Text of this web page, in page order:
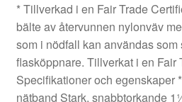
* Tillverkad i en Fair Trade
bälte av återvunnen nylonväv
som i nödfall kan användas
flasköppnare. Tillverkat i en
Specifikationer och egenskaper
nätband Stark, snabbtorkande